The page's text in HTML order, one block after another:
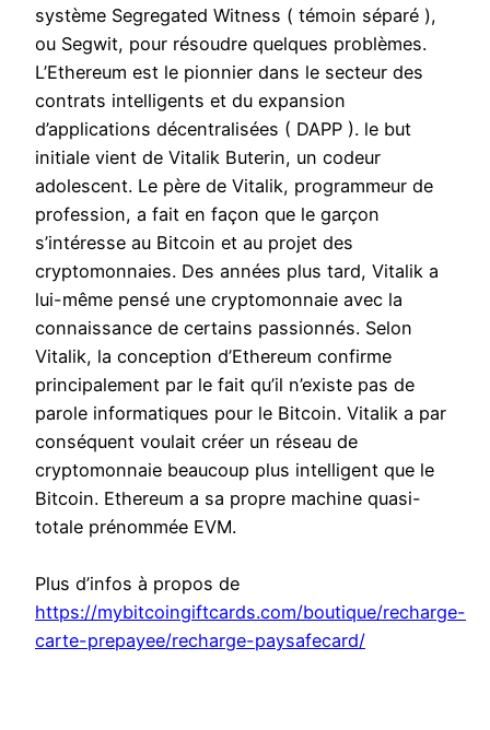
système Segregated Witness ( témoin séparé ),
ou Segwit, pour résoudre quelques problèmes.
L’Ethereum est le pionnier dans le secteur des
contrats intelligents et du expansion
d’applications décentralisées ( DAPP ). le but
initiale vient de Vitalik Buterin, un codeur
adolescent. Le père de Vitalik, programmeur de
profession, a fait en façon que le garçon
s’intéresse au Bitcoin et au projet des
cryptomonnaies. Des années plus tard, Vitalik a
lui-même pensé une cryptomonnaie avec la
connaissance de certains passionnés. Selon
Vitalik, la conception d’Ethereum confirme
principalement par le fait qu’il n’existe pas de
parole informatiques pour le Bitcoin. Vitalik a par
conséquent voulait créer un réseau de
cryptomonnaie beaucoup plus intelligent que le
Bitcoin. Ethereum a sa propre machine quasi-
totale prénommée EVM.
Plus d’infos à propos de
https://mybitcoingiftcards.com/boutique/recharge-
carte-prepayee/recharge-paysafecard/